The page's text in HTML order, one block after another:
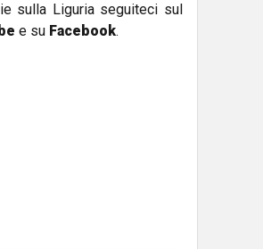
sulla Liguria seguiteci sul
e su Facebook.